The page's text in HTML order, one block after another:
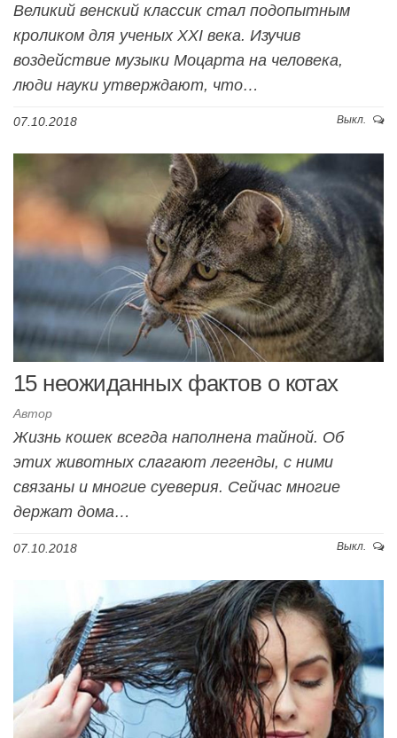
Великий венский классик стал подопытным
кроликом для ученых XXI века. Изучив
воздействие музыки Моцарта на человека,
люди науки утверждают, что…
07.10.2018 Выкл.
15 неожиданных фактов о котах
Автор
Жизнь кошек всегда наполнена тайной. Об
этих животных слагают легенды, с ними
связаны и многие суеверия. Сейчас многие
держат дома…
07.10.2018 Выкл.